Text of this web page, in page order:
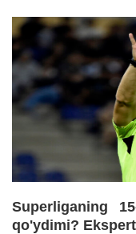
Superliganing
qo'ydimi?